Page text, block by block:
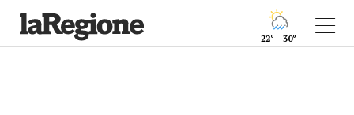
22° - 30°